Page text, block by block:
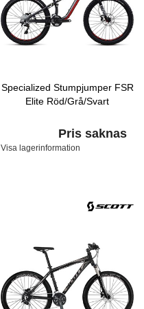
Specialized Stumpjumper FSR
Elite Röd/Grå/Svart
Pris saknas
Visa lagerinformation